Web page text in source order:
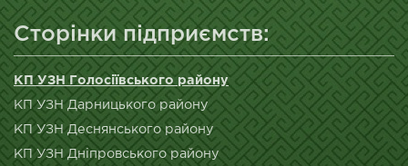
Сторінки підприємств:
КП УЗН Голосіївського району
КП УЗН Дарницького району
КП УЗН Деснянського району
КП УЗН Дніпровського району